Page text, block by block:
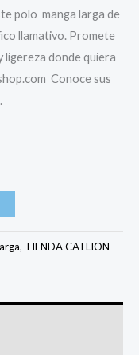
polo manga larga de
llamativo. Promete
ligereza donde quiera
Conoce sus
, TIENDA CATLION